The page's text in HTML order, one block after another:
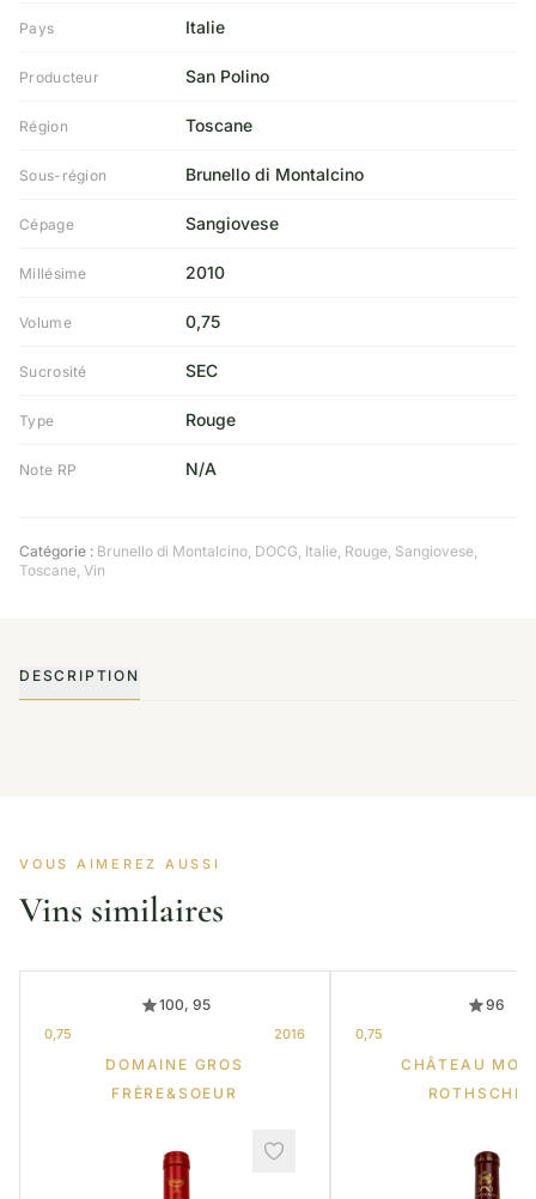
Pays Italie
Producteur San Polino
Région Toscane
Sous-région Brunello di Montalcino
Cépage Sangiovese
Millésime 2010
Volume 0,75
Sucrosité SEC
Type Rouge
Note RP N/A
Catégorie : Brunello di Montalcino, DOCG, Italie, Rouge, Sangiovese,
Toscane, Vin
DESCRIPTION
VOUS AIMEREZ AUSSI
Vins similaires
100, 95
0,75 2016
DOMAINE GROS
FRÈRE&SOEUR
96
0,75
CHÂTEAU